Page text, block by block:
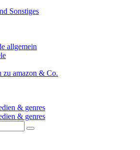
Sonstiges
allgemein
zu amazon & Co.